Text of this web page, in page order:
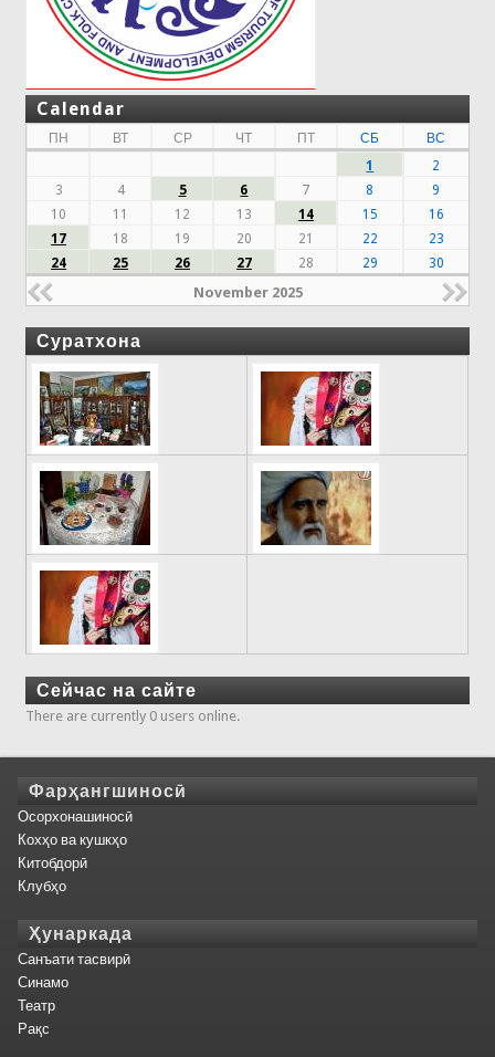
Calendar
ПН ВТ СР ЧТ ПТ СБ
ВС
1
2
3
4 5 6 7 8
9
10
11 12 13 14 15
16
17
18 19 20 21 22
23
24
25 26 27 28 29 30
November 2025
Суратхона
Сейчас на сайте
There are currently 0 users online.
Фарҳангшиносӣ
Осорхонашиносӣ
Кохҳо ва кушкҳо
Китобдорӣ
Клубҳо
Ҳунаркада
Санъати тасвирӣ
Синамо
Театр
Рақс